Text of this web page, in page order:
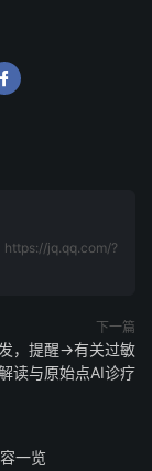

https://jq.qq.com/?
下一篇
，提醒→有关过敏
读与原始点AI诊疗
一览